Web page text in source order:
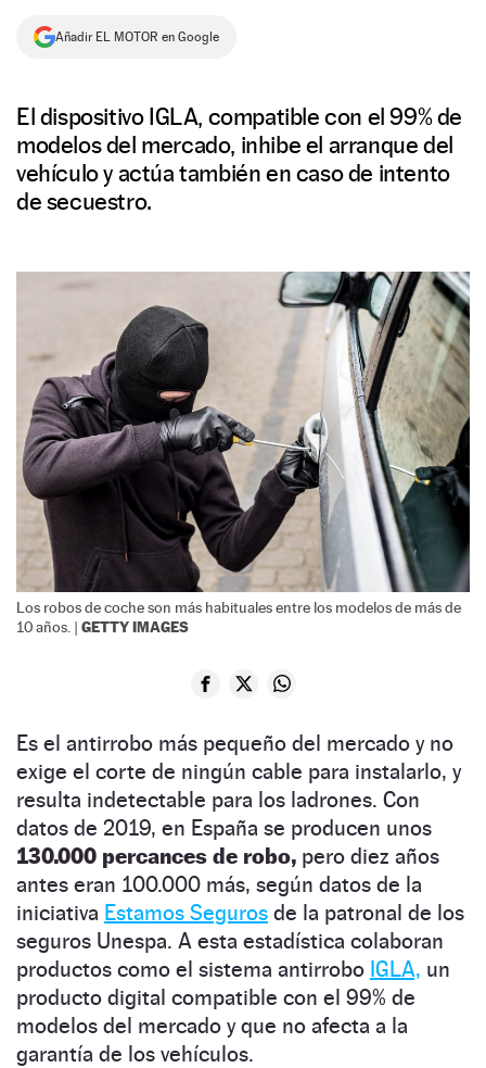
NEWSLETTER
Añadir EL MOTOR en Google
El dispositivo IGLA, compatible con el 99% de
modelos del mercado, inhibe el arranque del
vehículo y actúa también en caso de intento
de secuestro.
Los robos de coche son más habituales entre los modelos de más de
10 años. | GETTY IMAGES
Es el antirrobo más pequeño del mercado y no
exige el corte de ningún cable para instalarlo, y
resulta indetectable para los ladrones. Con
datos de 2019, en España se producen unos
130.000 percances de robo, pero diez años
antes eran 100.000 más, según datos de la
iniciativa Estamos Seguros de la patronal de los
seguros Unespa. A esta estadística colaboran
productos como el sistema antirrobo IGLA, un
producto digital compatible con el 99% de
modelos del mercado y que no afecta a la
garantía de los vehículos.